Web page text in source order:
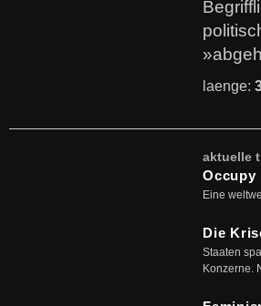
laenge:
aktuelle
Occupy
Eine
Die
Staaten
Konzerne.